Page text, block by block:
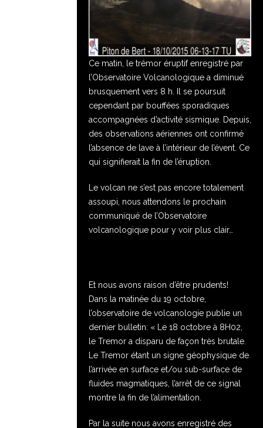
Ce matin, le trémor éruptif enregistré par
l’Observatoire Volcanologique a diminué
brusquement vers 8 h. Il se poursuit
cependant par bouffées sporadiques
accompagnées d’activité sismique. Depuis,
des observations aériennes ont confirmé
l’absence de lave à l’intérieur de l’évent. Ce
qui signifierait la fin de l’éruption.
Le volcan ne s’est pas encore totalement
assoupi, nous attendons le prochain
communiqué de l’Observatoire
volcanologique pour y voir plus clair…
Et nous avons raison d’être prudents!
Dans la matinée du 19 octobre,
l’observatoire de volcanologie publie un
dernier bulletin: « Le 18 octobre à 8H02,
le Tremor a disparu de façon très brutale.
Le Tremor étant un signe géophysique de
l’arrivée en surface et/ou sub-surface de
fluides magmatiques, l’arrêt de ce signal
montre la fin de l’alimentation.
Par la suite nous avons enregistré des